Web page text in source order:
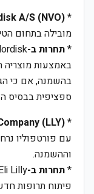
*
A/S (NVO)
מובילה בתחום
*תחרות ב-RYTM
באמצעות מוצריה
בהשמנה, אם כי
ספציפית בבסיס
*
(LLY)
עם פורטפוליו
וההשמנה.
*תחרות ב-RYTM
פיתוח תרופות